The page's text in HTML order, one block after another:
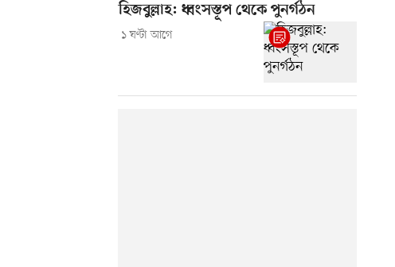
হিজবুল্লাহ: ধ্বংসস্তূপ থেকে পুনর্গঠন
১ ঘণ্টা আগে